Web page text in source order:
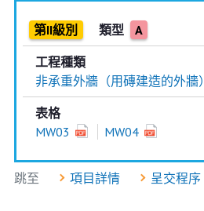
第II級別 類型 A
工程種類
非承重外牆（用磚建造的外牆）
表格
MW03
MW04
跳至 項目詳情 呈交程序